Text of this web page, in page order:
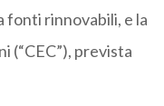
fonti rinnovabili, e la
(“CEC”), prevista